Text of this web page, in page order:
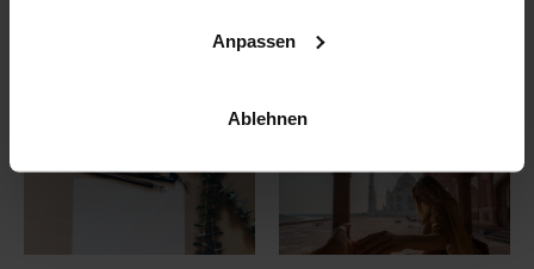
Anpassen
Ablehnen
Ihre Freude über diesen